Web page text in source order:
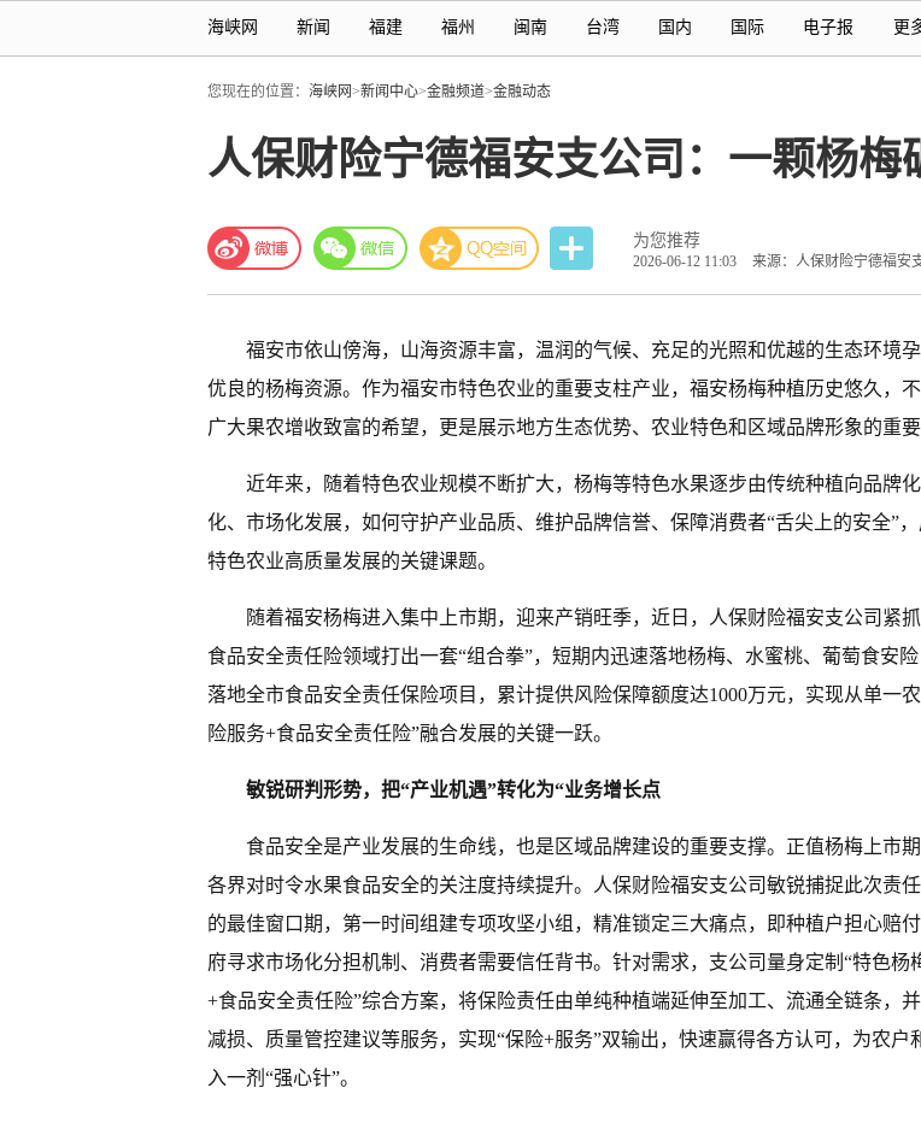
海峡网 新闻 福建 福州 闽南 台湾 国内 国际 电子报 更
您现在的位置： 海峡网>新闻中心>金融频道>金融动态
人保财险宁德福安支公司：一颗杨梅
为您推荐
2026-06-12 11:03 来源：人保财险宁德福安
福安市依山傍海，山海资源丰富，温润的气候、充足的光照和优越的生态环境
优良的杨梅资源。作为福安市特色农业的重要支柱产业，福安杨梅种植历史悠久，
广大果农增收致富的希望，更是展示地方生态优势、农业特色和区域品牌形象的重要
近年来，随着特色农业规模不断扩大，杨梅等特色水果逐步由传统种植向品牌
化、市场化发展，如何守护产业品质、维护品牌信誉、保障消费者“舌尖上的安全”
特色农业高质量发展的关键课题。
随着福安杨梅进入集中上市期，迎来产销旺季，近日，人保财险福安支公司紧
食品安全责任险领域打出一套“组合拳”，短期内迅速落地杨梅、水蜜桃、葡萄食安
落地全市食品安全责任保险项目，累计提供风险保障额度达1000万元，实现从单一
险服务+食品安全责任险”融合发展的关键一跃。
敏锐研判形势，把“产业机遇”转化为“业务增长点
食品安全是产业发展的生命线，也是区域品牌建设的重要支撑。正值杨梅上市
各界对时令水果食品安全的关注度持续提升。人保财险福安支公司敏锐捕捉此次责
的最佳窗口期，第一时间组建专项攻坚小组，精准锁定三大痛点，即种植户担心赔
府寻求市场化分担机制、消费者需要信任背书。针对需求，支公司量身定制“特色杨
+食品安全责任险”综合方案，将保险责任由单纯种植端延伸至加工、流通全链条，
减损、质量管控建议等服务，实现“保险+服务”双输出，快速赢得各方认可，为农户
入一剂“强心针”。